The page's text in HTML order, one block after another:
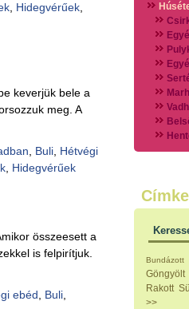
, Hidegvérűek,
keverjük bele a
meg. A
Buli, Hétvégi
, Hidegvérűek
összeesett a
is felpirítjuk.
ebéd Buli,
Halak
Bundázott
Göngyölt
Rakott
>>